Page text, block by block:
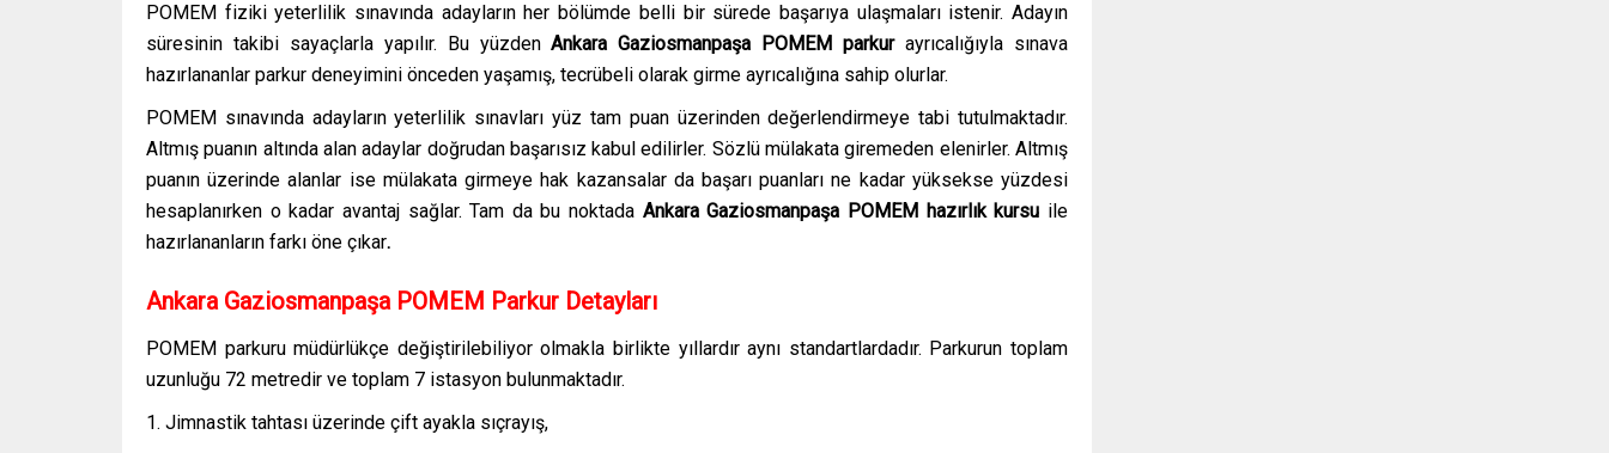
POMEM fiziki yeterlilik sınavında adayların her bölümde belli bir sürede başarıya ulaşmaları istenir. Adayın
süresinin takibi sayaçlarla yapılır. Bu yüzdenAnkara Gaziosmanpaşa POMEM parkurayrıcalığıyla sınava
hazırlananlar parkur deneyimini önceden yaşamış, tecrübeli olarak girme ayrıcalığına sahip olurlar.
POMEM sınavında adayların yeterlilik sınavları yüz tam puan üzerinden değerlendirmeye tabi tutulmaktadır.
Altmış puanın altında alan adaylar doğrudan başarısız kabul edilirler. Sözlü mülakata giremeden elenirler. Altmış
puanın üzerinde alanlar ise mülakata girmeye hak kazansalar da başarı puanları ne kadar yüksekse yüzdesi
hesaplanırken o kadar avantaj sağlar. Tam da bu noktada Ankara Gaziosmanpaşa POMEM hazırlık kursu ile
hazırlananların farkı öne çıkar.
Ankara Gaziosmanpaşa POMEM Parkur Detayları
POMEM parkuru müdürlükçe değiştirilebiliyor olmakla birlikte yıllardır aynı standartlardadır. Parkurun toplam
uzunluğu 72 metredir ve toplam 7 istasyon bulunmaktadır.
Jimnastik tahtası üzerinde çift ayakla sıçrayış,